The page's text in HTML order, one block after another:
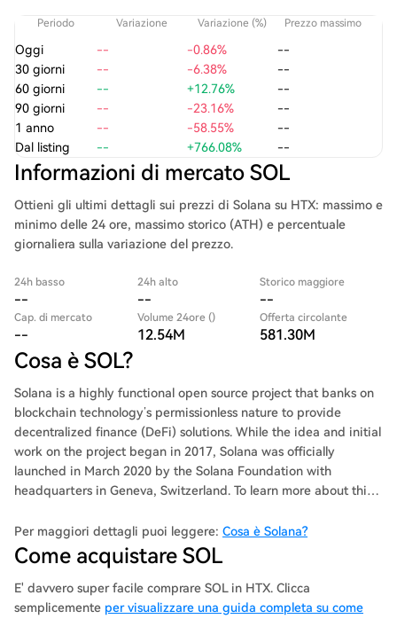
Periodo Variazione Variazione (%) Prezzo massimo
Oggi -- -0.86%
--
30 giorni
-- -6.38%
--
60 giorni
-- +12.76%
--
90 giorni
-- -23.16%
--
1 anno
-- -58.55%
--
Dal listing
-- +766.08% --
Informazioni di mercato SOL
Ottieni gli ultimi dettagli sui prezzi di Solana su HTX: massimo e
minimo delle 24 ore, massimo storico (ATH) e percentuale
giornaliera sulla variazione del prezzo.
24h basso
--
24h alto
--
Storico maggiore
--
Cap. di mercato
--
Volume 24ore ()
12.54M
Offerta circolante
581.30M
Cosa è SOL?
Solana is a highly functional open source project that banks on
blockchain technology’s permissionless nature to provide
decentralized finance (DeFi) solutions. While the idea and initial
work on the project began in 2017, Solana was officially
launched in March 2020 by the Solana Foundation with
headquarters in Geneva, Switzerland. To learn more about this
is designed to facilitate decentralized app (DApp) creation. It
aims to improve scalability by introducing a proof-of-history
(PoH) consensus combined with the underlying proof-of-stake
(PoS) consensus of the blockchain. Because of the innovative
hybrid consensus model, Solana enjoys interest from small-time
Per maggiori dettagli puoi leggere: Cosa è Solana?
Come acquistare SOL
E' davvero super facile comprare SOL in HTX. Clicca
semplicemente per visualizzare una guida completa su come